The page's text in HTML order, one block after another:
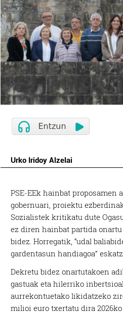
Urko Iridoy Alzelai
PSE-EEk hainbat proposamen
gobernuari, proiektu
Sozialistek kritikatu dute
ez diren hainbat partida
bidez. Horregatik, “udal
gardentasun handiagoa”
Dekretu bidez onartutakoen
gastuak eta hilerriko
aurrekontuetako likidatzeko
milioi euro txertatu dira